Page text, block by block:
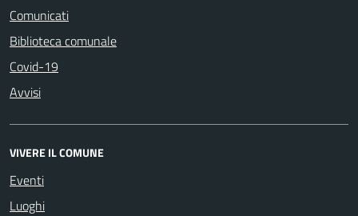
Comunicati
Biblioteca comunale
Covid-19
Avvisi
VIVERE IL COMUNE
Eventi
Luoghi